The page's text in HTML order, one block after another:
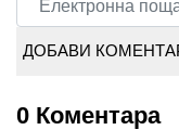
0 Коментара